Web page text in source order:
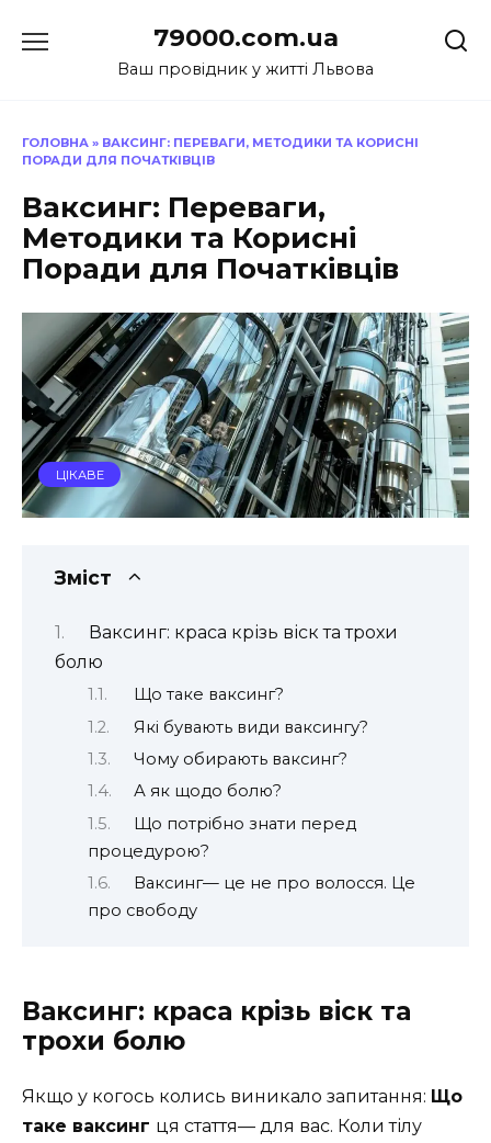
до
79000.com.ua
Ваш провідник у житті Львова
ГОЛОВНА » ВАКСИНГ: ПЕРЕВАГИ, МЕТОДИКИ ТА КОРИСНІ
ПОРАДИ ДЛЯ ПОЧАТКІВЦІВ
Ваксинг: Переваги,
Методики та Корисні
Поради для Початківців
ЦІКАВЕ
Зміст
Ваксинг: краса крізь віск та трохи
болю
Що таке ваксинг?
Які бувають види ваксингу?
Чому обирають ваксинг?
А як щодо болю?
Що потрібно знати перед
процедурою?
Ваксинг— це не про волосся. Це
про свободу
Ваксинг: краса крізь віск та
трохи болю
Якщо у когось колись виникало запитання: Що
таке ваксинг ця стаття— для вас. Коли тілу